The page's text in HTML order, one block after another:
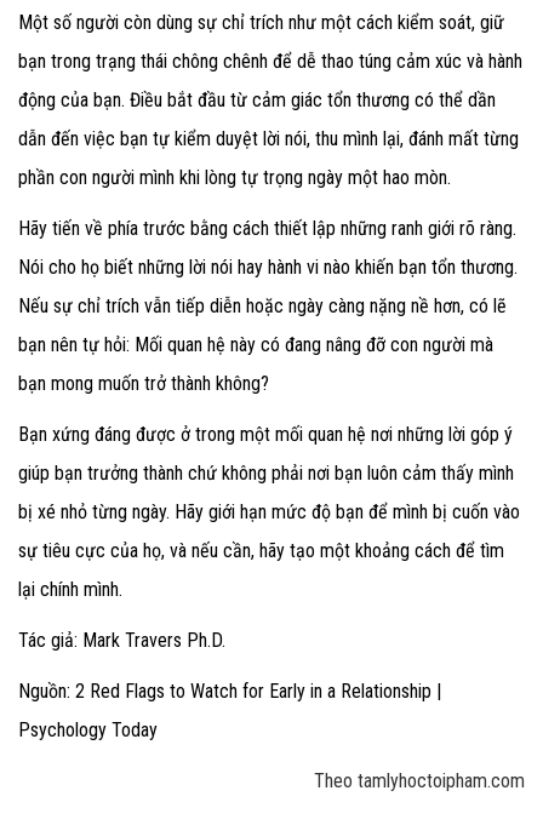
Một số người còn dùng sự chỉ trích như một cách kiểm soát, giữ
bạn trong trạng thái chông chênh để dễ thao túng cảm xúc và hành
động của bạn. Điều bắt đầu từ cảm giác tổn thương có thể dần
dẫn đến việc bạn tự kiểm duyệt lời nói, thu mình lại, đánh mất từng
phần con người mình khi lòng tự trọng ngày một hao mòn.
Hãy tiến về phía trước bằng cách thiết lập những ranh giới rõ ràng.
Nói cho họ biết những lời nói hay hành vi nào khiến bạn tổn thương.
Nếu sự chỉ trích vẫn tiếp diễn hoặc ngày càng nặng nề hơn, có lẽ
bạn nên tự hỏi: Mối quan hệ này có đang nâng đỡ con người mà
bạn mong muốn trở thành không?
Bạn xứng đáng được ở trong một mối quan hệ nơi những lời góp ý
giúp bạn trưởng thành chứ không phải nơi bạn luôn cảm thấy mình
bị xé nhỏ từng ngày. Hãy giới hạn mức độ bạn để mình bị cuốn vào
sự tiêu cực của họ, và nếu cần, hãy tạo một khoảng cách để tìm
lại chính mình.
Tác giả: Mark Travers Ph.D.
Nguồn: 2 Red Flags to Watch for Early in a Relationship |
Psychology Today
Theo tamlyhoctoipham.com